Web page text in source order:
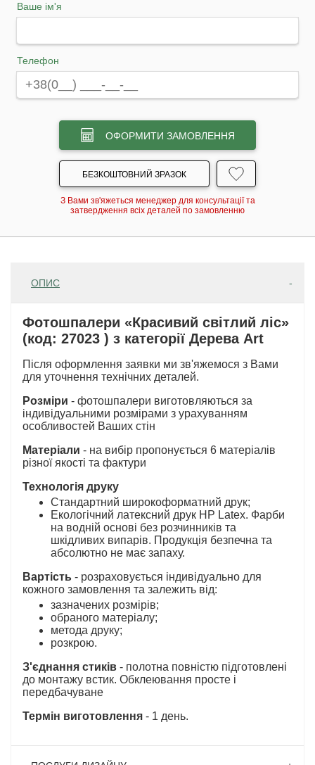
Ваше ім'я
Телефон
ОФОРМИТИ ЗАМОВЛЕННЯ
БЕЗКОШТОВНИЙ ЗРАЗОК
З Вами зв'яжеться менеджер для консультації та
затвердження всіх деталей по замовленню
ОПИС
Фотошпалери «Красивий світлий ліс»
(код: 27023 ) з категорії Дерева Art
Після оформлення заявки ми зв'яжемося з Вами
для уточнення технічних деталей.
Розміри - фотошпалери виготовляються за
індивідуальними розмірами з урахуванням
особливостей Ваших стін
Матеріали - на вибір пропонується 6 матеріалів
різної якості та фактури
Технологія друку
Стандартний широкоформатний друк;
Екологічний латексний друк HP Latex. Фарби
на водній основі без розчинників та
шкідливих випарів. Продукція безпечна та
абсолютно не має запаху.
Вартість - розраховується індивідуально для
кожного замовлення та залежить від:
зазначених розмірів;
обраного матеріалу;
метода друку;
розкрою.
З'єднання стиків - полотна повністю підготовлені
до монтажу встик. Обклеювання просте і
передбачуване
Термін виготовлення - 1 день.